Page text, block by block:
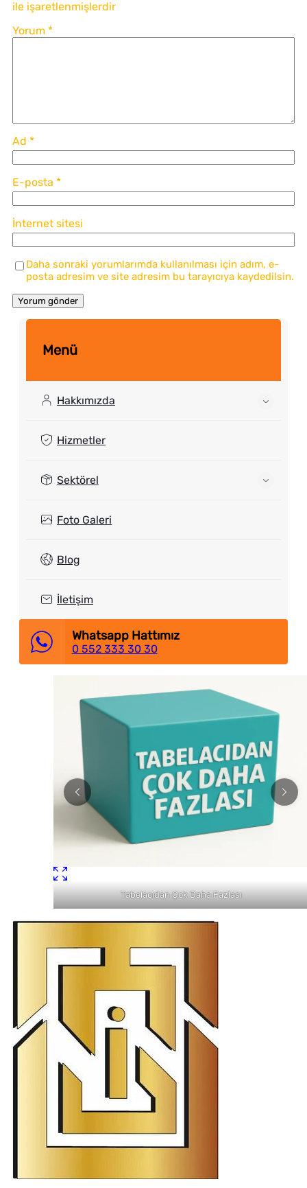
ile işaretlenmişlerdir
Yorum *
Ad *
E-posta *
İnternet sitesi
Daha sonraki yorumlarımda kullanılması için adım, e-
posta adresim ve site adresim bu tarayıcıya kaydedilsin.
Menü
Hakkımızda
Hizmetler
Sektörel
Foto Galeri
Blog
İletişim
Whatsapp Hattımız
0 552 333 30 30
Tabelacıdan Çok Daha Fazlası